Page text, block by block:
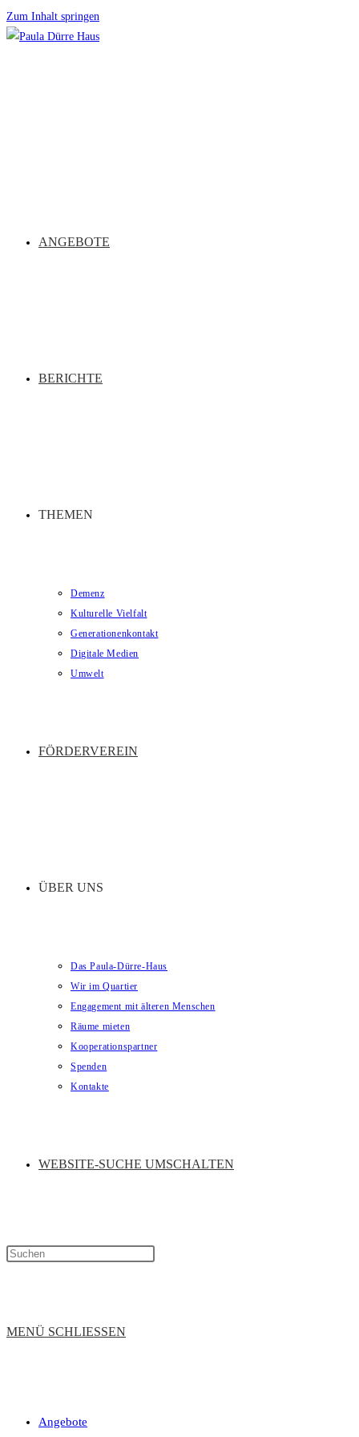
Zum Inhalt springen
ANGEBOTE
BERICHTE
THEMEN
Demenz
Kulturelle Vielfalt
Generationenkontakt
Digitale Medien
Umwelt
FÖRDERVEREIN
ÜBER UNS
Das Paula-Dürre-Haus
Wir im Quartier
Engagement mit älteren Menschen
Räume mieten
Kooperationspartner
Spenden
Kontakte
WEBSITE-SUCHE UMSCHALTEN
MENÜ SCHLIESSEN
Angebote